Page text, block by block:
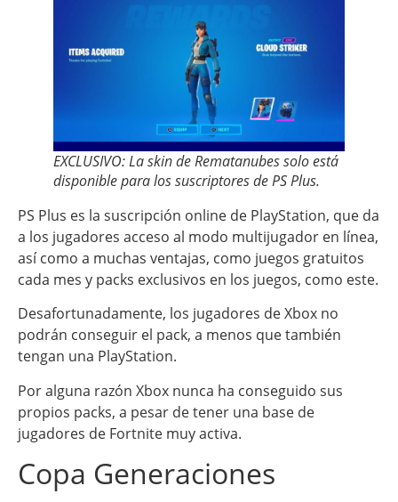
EXCLUSIVO: La skin de Rematanubes solo está
disponible para los suscriptores de PS Plus.
PS Plus es la suscripción online de PlayStation, que da
a los jugadores acceso al modo multijugador en línea,
así como a muchas ventajas, como juegos gratuitos
cada mes y packs exclusivos en los juegos, como este.
Desafortunadamente, los jugadores de Xbox no
podrán conseguir el pack, a menos que también
tengan una PlayStation.
Por alguna razón Xbox nunca ha conseguido sus
propios packs, a pesar de tener una base de
jugadores de Fortnite muy activa.
Copa Generaciones